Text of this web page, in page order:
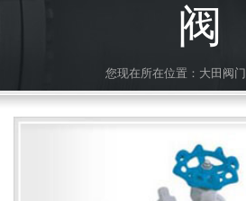
阀
您现在所在位置： 大田阀门